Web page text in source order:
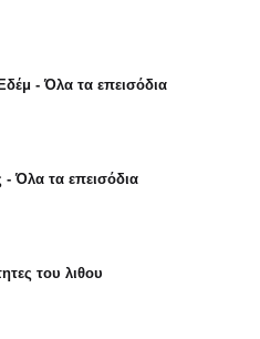
- Όλα τα επεισόδια
- Όλα τα επεισόδια
του λιθου